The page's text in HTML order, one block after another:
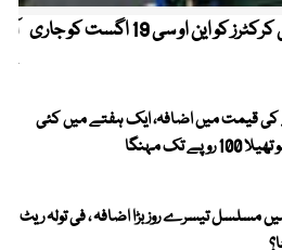
کیریبین پریمیئر لیگ ، قومی کرکٹرز کو این او سی 19 اگست کو جاری
کی قیمت میں اضافہ، ایک ہفتے میں کئی
مسلسل تیسرے روز بڑا اضافہ ، فی تولہ ریٹ